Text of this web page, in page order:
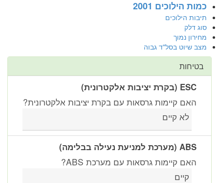
כמות הילוכים 2001
תיבות הילוכים
סוג דלק
מחירון נמוך
מצב שיוט בסל"ד גבוה
בטיחות
ESC (בקרת יציבות אלקטרונית)
האם קיימות גרסאות עם בקרת יציבות אלקטרונית?
לא קיים
ABS (מערכת למניעת נעילה בבלימה)
האם קיימות גרסאות עם מערכת ABS?
קיים